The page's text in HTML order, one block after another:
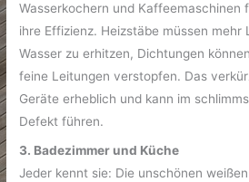
Wasserkochern und Kaffeemaschinen
ihre Effizienz. Heizstäbe müssen mehr
Wasser zu erhitzen, Dichtungen
feine Leitungen verstopfen. Das
Geräte erheblich und kann im
Defekt führen.
3. Badezimmer und Küche
Jeder kennt sie: Die unschönen